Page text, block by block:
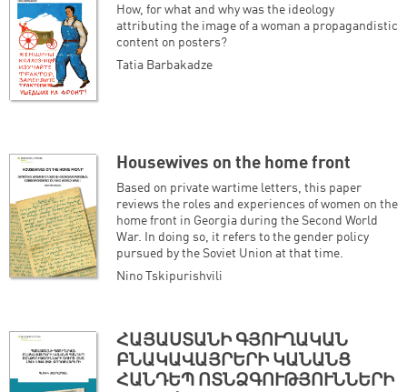
How, for what and why was the ideology
attributing the image of a woman a propagandistic
content on posters?
Tatia Barbakadze
Housewives on the home front
Based on private wartime letters, this paper
reviews the roles and experiences of women on the
home front in Georgia during the Second World
War. In doing so, it refers to the gender policy
pursued by the Soviet Union at that time.
Nino Tskipurishvili
ՀԱՅԱՍՏԱՆԻ ԳՅՈՒՂԱԿԱՆ
ԲՆԱԿԱՎԱՅՐԵՐԻ ԿԱՆԱՆՑ
ՀԱՆԴԵՊ ՈՏՆՁԳՈՒԹՅՈՒՆՆԵՐԻ